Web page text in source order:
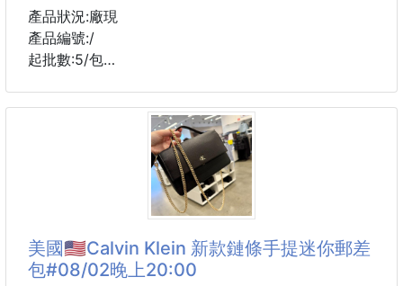
強效保濕"，成分接觸到太陽熱與汗水後，UV防禦膜會
變得更強悍包護你的肌膚
非常適合去海邊、戶外隨時攜帶，是防曬界的懶人包，
怕膚色不均，噴在身上還帶著涼爽的膚觸，完全是夏季
包包中不可或缺的消暑防曬神器！
產品狀況:廠現
產品編號:/
起批數:5/包
🍢烤肉季節必備🥦
😍世界公認最頂級的鹽，美味營養純淨無污染 。 源自
巴基斯坦喜瑪拉雅山的純淨玫瑰岩鹽礦。
🔥喜馬拉雅山天然玫瑰岩鹽的特色
億萬年的天然鹽礦精華粹取。 鹽晶體包含多種礦物質
及微量元素，秉持天然無添加信念，經嚴選精煉而成！
美國🇺🇸Calvin Klein 新款鏈條手提迷你郵差
包#08/02晚上20:00